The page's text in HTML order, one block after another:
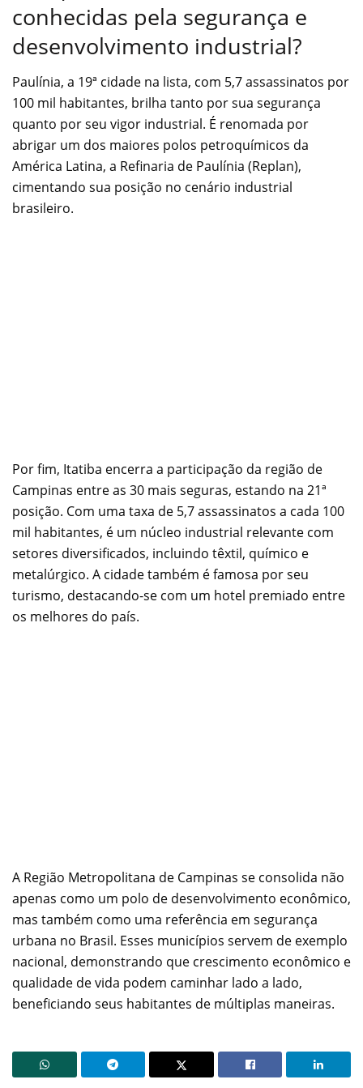
conhecidas pela segurança e
desenvolvimento industrial?
Paulínia, a 19ª cidade na lista, com 5,7 assassinatos por
100 mil habitantes, brilha tanto por sua segurança
quanto por seu vigor industrial. É renomada por
abrigar um dos maiores polos petroquímicos da
América Latina, a Refinaria de Paulínia (Replan),
cimentando sua posição no cenário industrial
brasileiro.
Por fim, Itatiba encerra a participação da região de
Campinas entre as 30 mais seguras, estando na 21ª
posição. Com uma taxa de 5,7 assassinatos a cada 100
mil habitantes, é um núcleo industrial relevante com
setores diversificados, incluindo têxtil, químico e
metalúrgico. A cidade também é famosa por seu
turismo, destacando-se com um hotel premiado entre
os melhores do país.
A Região Metropolitana de Campinas se consolida não
apenas como um polo de desenvolvimento econômico,
mas também como uma referência em segurança
urbana no Brasil. Esses municípios servem de exemplo
nacional, demonstrando que crescimento econômico e
qualidade de vida podem caminhar lado a lado,
beneficiando seus habitantes de múltiplas maneiras.